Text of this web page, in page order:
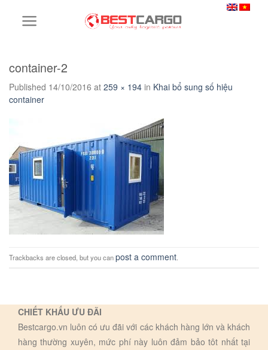
container-2
Published 14/10/2016 at 259 × 194 in Khai bổ sung số hiệu
container
Trackbacks are closed, but you canpost a comment.
CHIẾT KHẤU ƯU ĐÃI
Bestcargo.vn luôn có ưu đãi với các khách hàng lớn và khách
hàng thường xuyên, mức phí này luôn đảm bảo tôt nhất tại